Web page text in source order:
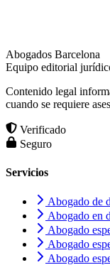
Abogados Barcelona
Equipo editorial
Contenido legal
cuando se requiere
Verificado
Seguro
Servicios
Abogado de
Abogado en
Abogado
Abogado
Abogado